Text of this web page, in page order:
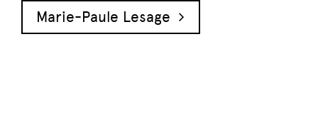
Marie-Paule Lesage